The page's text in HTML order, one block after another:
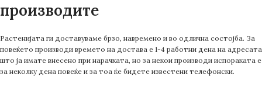
производите
Растенијата ги доставуваме брзо, навремено и во одлична состојба. За
повеќето производи времето на достава е 1-4 работни дена на адресата
што ја имате внесено при нарачката, но за некои производи испораката е
за неколку дена повеќе и за тоа ќе бидете известени телефонски.